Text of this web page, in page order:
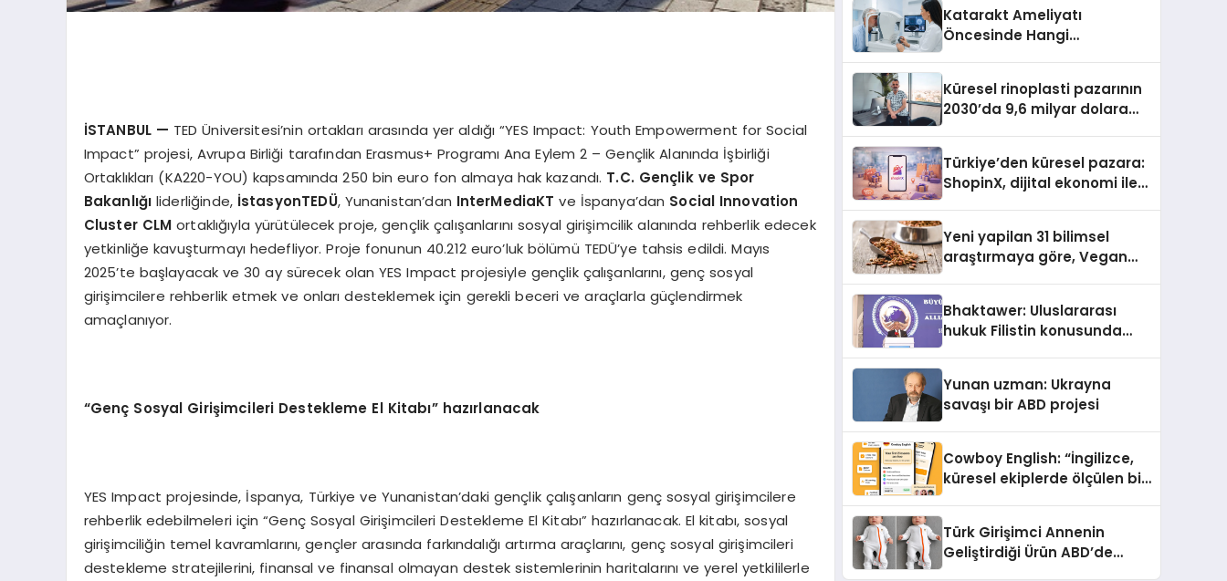
İSTANBUL — TED Üniversitesi’nin ortakları arasında yer aldığı “YES Impact: Youth Empowerment for Social
Impact” projesi, Avrupa Birliği tarafından Erasmus+ Programı Ana Eylem 2 – Gençlik Alanında İşbirliği
Ortaklıkları (KA220-YOU) kapsamında 250 bin euro fon almaya hak kazandı. T.C. Gençlik ve Spor
Bakanlığı liderliğinde, İstasyonTEDÜ, Yunanistan’dan InterMediaKT ve İspanya’dan Social Innovation
Cluster CLM ortaklığıyla yürütülecek proje, gençlik çalışanlarını sosyal girişimcilik alanında rehberlik edecek
yetkinliğe kavuşturmayı hedefliyor. Proje fonunun 40.212 euro’luk bölümü TEDÜ’ye tahsis edildi. Mayıs
2025’te başlayacak ve 30 ay sürecek olan YES Impact projesiyle gençlik çalışanlarını, genç sosyal
girişimcilere rehberlik etmek ve onları desteklemek için gerekli beceri ve araçlarla güçlendirmek
amaçlanıyor.
“Genç Sosyal Girişimcileri Destekleme El Kitabı” hazırlanacak
YES Impact projesinde, İspanya, Türkiye ve Yunanistan’daki gençlik çalışanların genç sosyal girişimcilere
rehberlik edebilmeleri için “Genç Sosyal Girişimcileri Destekleme El Kitabı” hazırlanacak. El kitabı, sosyal
girişimciliğin temel kavramlarını, gençler arasında farkındalığı artırma araçlarını, genç sosyal girişimcileri
destekleme stratejilerini, finansal ve finansal olmayan destek sistemlerinin haritalarını ve yerel yetkililerle
Katarakt Ameliyatı
Öncesinde Hangi
Küresel rinoplasti pazarının
2030’da 9,6 milyar dolara
Türkiye’den küresel pazara:
ShopinX, dijital ekonomi ile
Yeni yapilan 31 bilimsel
araştırmaya göre, Vegan
Sindirildiğini Ortaya Koydu
Bhaktawer: Uluslararası
hukuk Filistin konusunda
Yunan uzman: Ukrayna
savaşı bir ABD projesi
Cowboy English: “İngilizce,
küresel ekiplerde ölçülen bir
Türk Girişimci Annenin
Geliştirdiği Ürün ABD’de